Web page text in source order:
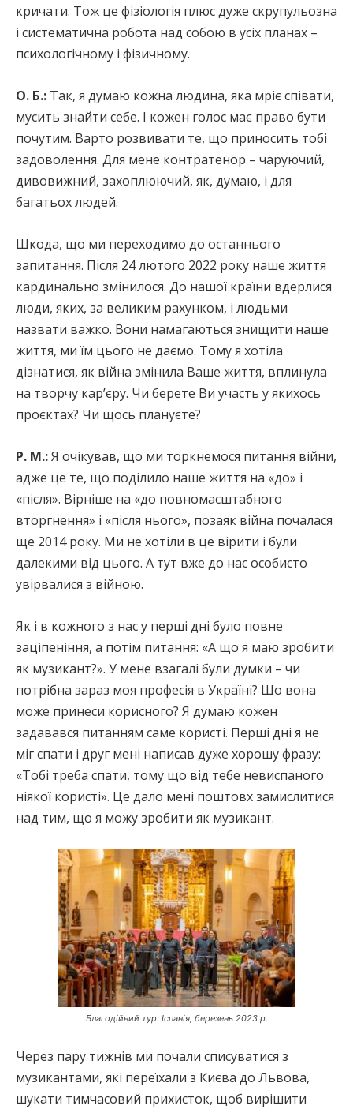
кричати. Тож це фізіологія плюс дуже скрупульозна
і систематична робота над собою в усіх планах –
психологічному і фізичному.
О. Б.: Так, я думаю кожна людина, яка мріє співати,
мусить знайти себе. І кожен голос має право бути
почутим. Варто розвивати те, що приносить тобі
задоволення. Для мене контратенор – чаруючий,
дивовижний, захоплюючий, як, думаю, і для
багатьох людей.
Шкода, що ми переходимо до останнього
запитання. Після 24 лютого 2022 року наше життя
кардинально змінилося. До нашої країни вдерлися
люди, яких, за великим рахунком, і людьми
назвати важко. Вони намагаються знищити наше
життя, ми їм цього не даємо. Тому я хотіла
дізнатися, як війна змінила Ваше життя, вплинула
на творчу кар’єру. Чи берете Ви участь у якихось
проєктах? Чи щось плануєте?
Р. М.:Я очікував, що ми торкнемося питання війни,
адже це те, що поділило наше життя на «до» і
«після». Вірніше на «до повномасштабного
вторгнення» і «після нього», позаяк війна почалася
ще 2014 року. Ми не хотіли в це вірити і були
далекими від цього. А тут вже до нас особисто
увірвалися з війною.
Як і в кожного з нас у перші дні було повне
заціпеніння, а потім питання: «А що я маю зробити
як музикант?». У мене взагалі були думки – чи
потрібна зараз моя професія в Україні? Що вона
може принеси корисного? Я думаю кожен
задавався питанням саме користі. Перші дні я не
міг спати і друг мені написав дуже хорошу фразу:
«Тобі треба спати, тому що від тебе невиспаного
ніякої користі». Це дало мені поштовх замислитися
над тим, що я можу зробити як музикант.
Благодійний тур. Іспанія, березень 2023 р.
Через пару тижнів ми почали списуватися з
музикантами, які переїхали з Києва до Львова,
шукати тимчасовий прихисток, щоб вирішити